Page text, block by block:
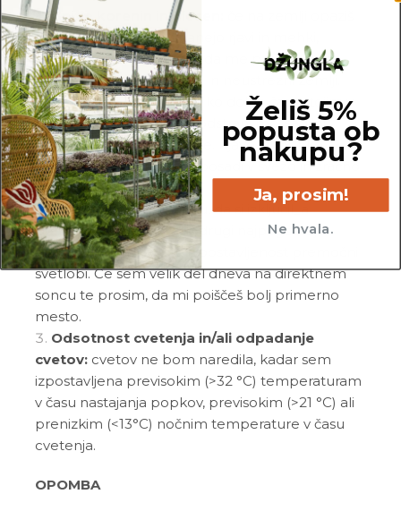
Gnitje korenin in plesen:
plesen in moji listi postanejo rjavi in mehki,
obstaja velika verjetnost, da me prepogosto
zalivaš in/ali rastem v zbiti in neustrezni zemlji.
Prav tako do gnitja pride, ko dolgo časa stojim v
vodi. Če sumiš na gnitje, odstrani moj sadilni
lonček in preglej korenine. Rjave in mehke
korenine odstrani in me posadi v svežo in zračno
zemljo.
Rumeni listi:v primeru, da si izključil_a
prepogosto zalivanje, je drugi najpogostejši
razlog za rumene liste izpostavljenost premočni
svetlobi. Če sem velik del dneva na direktnem
soncu te prosim, da mi poiščeš bolj primerno
mesto.
Odsotnost cvetenja in/ali odpadanje
cvetov: cvetov ne bom naredila, kadar sem
izpostavljena previsokim (>32 °C) temperaturam
v času nastajanja popkov, previsokim (>21 °C) ali
prenizkim (<13°C) nočnim temperature v času
cvetenja.
OPOMBA
Želiš 5%
popusta ob
nakupu?
Ja, prosim!
Ne hvala.